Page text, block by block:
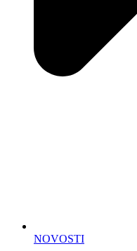
NOVOSTI